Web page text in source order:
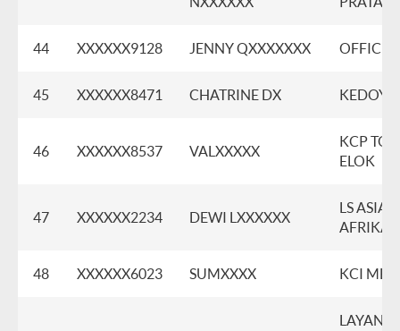
44 XXXXXX9128 JENNY QXXXXXXX OFFICE 8
45 XXXXXX8471 CHATRINE DX KEDOYA
46 XXXXXX8537 VALXXXXX
KCP
ELOK
47 XXXXXX2234 DEWI LXXXXXX
LS ASIA
AFRIKA
48 XXXXXX6023 SUMXXXX KCI